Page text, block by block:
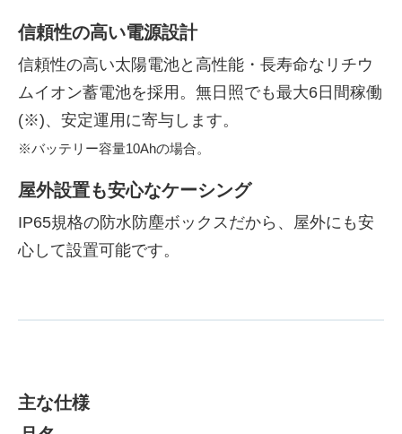
信頼性の高い電源設計
信頼性の高い太陽電池と高性能・長寿命なリチウ
ムイオン蓄電池を採用。無日照でも最大6日間稼働
(※)、安定運用に寄与します。
※バッテリー容量10Ahの場合。
屋外設置も安心なケーシング
IP65規格の防水防塵ボックスだから、屋外にも安
心して設置可能です。
主な仕様